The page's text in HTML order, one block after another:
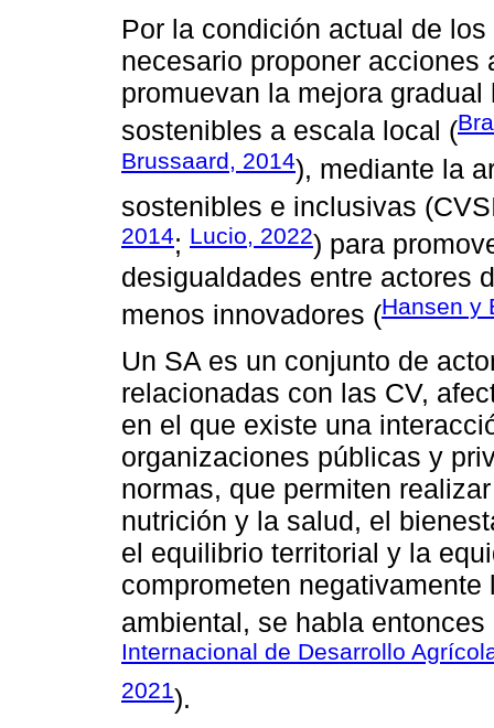
Por la condición actual de
necesario proponer
promuevan la mejora
sostenibles a escala local (
Brussaard, 2014), mediante la
sostenibles e inclusivas
2014; Lucio, 2022) para
desigualdades entre actores
menos innovadores (Hansen y
Un SA es un conjunto de
relacionadas con las CV,
en el que existe una
organizaciones públicas y
normas, que permiten
nutrición y la salud, el
el equilibrio territorial y la
comprometen
ambiental, se habla entonces
Internacional de Desarrollo
2021).